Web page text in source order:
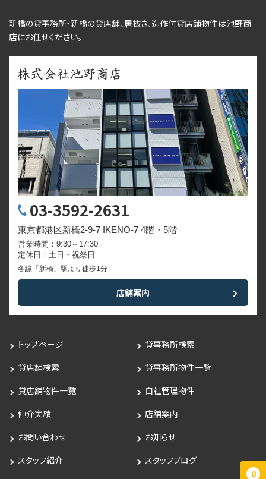
新橋の貸事務所・新橋の貸店舗、居抜き、造作付貸店舗物件は池野商
店にお任せください。
03-3592-2631
東京都港区新橋2-9-7 IKENO-7 4階・5階
営業時間：9:30～17:30
定休日：土日・祝祭日
各線「新橋」駅より徒歩1分
店舗案内
トップページ
貸事務所検索
貸店舗検索
貸事務所物件一覧
貸店舗物件一覧
自社管理物件
仲介実績
店舗案内
お問い合わせ
お知らせ
スタッフ紹介
スタッフブログ
0